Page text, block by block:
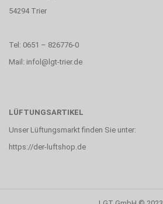
54294 Trier
Tel: 0651 – 826776-0
Mail: infol@lgt-trier.de
LÜFTUNGSARTIKEL
Unser Lüftungsmarkt finden Sie unter:
https://der-luftshop.de